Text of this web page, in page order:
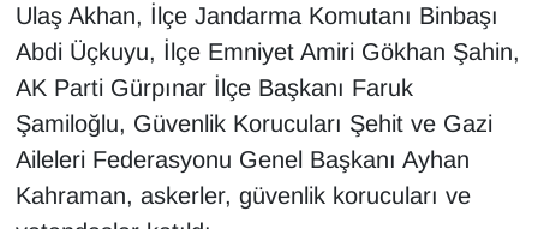
Ulaş Akhan, İlçe Jandarma Komutanı Binbaşı
Abdi Üçkuyu, İlçe Emniyet Amiri Gökhan Şahin,
AK Parti Gürpınar İlçe Başkanı Faruk
Şamiloğlu, Güvenlik Korucuları Şehit ve Gazi
Aileleri Federasyonu Genel Başkanı Ayhan
Kahraman, askerler, güvenlik korucuları ve